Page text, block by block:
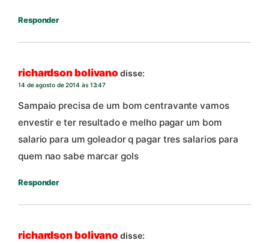
Responder
richardson bolivano disse:
14 de agosto de 2014 às 13:47
Sampaio precisa de um bom centravante vamos
envestir e ter resultado e melho pagar um bom
salario para um goleador q pagar tres salarios para
quem nao sabe marcar gols
Responder
richardson bolivano disse: